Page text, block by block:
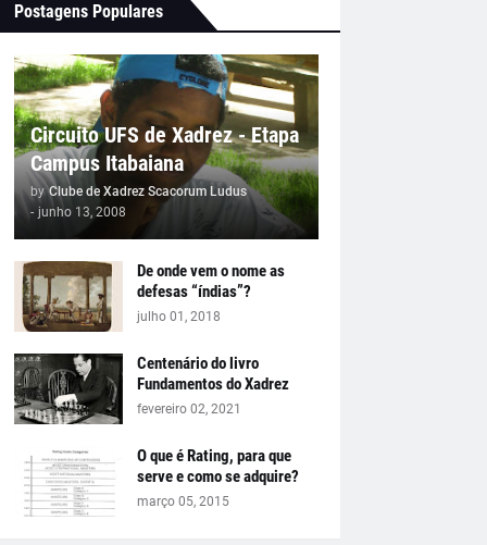
Postagens Populares
Circuito UFS de Xadrez - Etapa
Campus Itabaiana
by Clube de Xadrez Scacorum Ludus
- junho 13, 2008
De onde vem o nome as
defesas “índias”?
julho 01, 2018
Centenário do livro
Fundamentos do Xadrez
fevereiro 02, 2021
O que é Rating, para que
serve e como se adquire?
março 05, 2015